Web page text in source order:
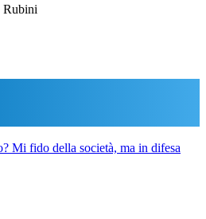
Rubini
Mi fido della società, ma in difesa